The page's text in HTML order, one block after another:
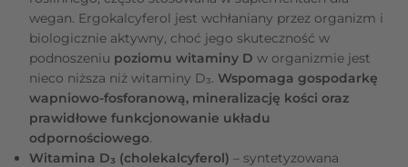
wegan. Ergokalcyferol jest wchłaniany przez organizm i
biologicznie aktywny, choć jego skuteczność w
podnoszeniu poziomu witaminy D w organizmie jest
nieco niższa niż witaminy D₃. Wspomaga gospodarkę
wapniowo-fosforanową, mineralizację kości oraz
prawidłowe funkcjonowanie układu
odpornościowego.
Witamina D₃ (cholekalcyferol) – syntetyzowana